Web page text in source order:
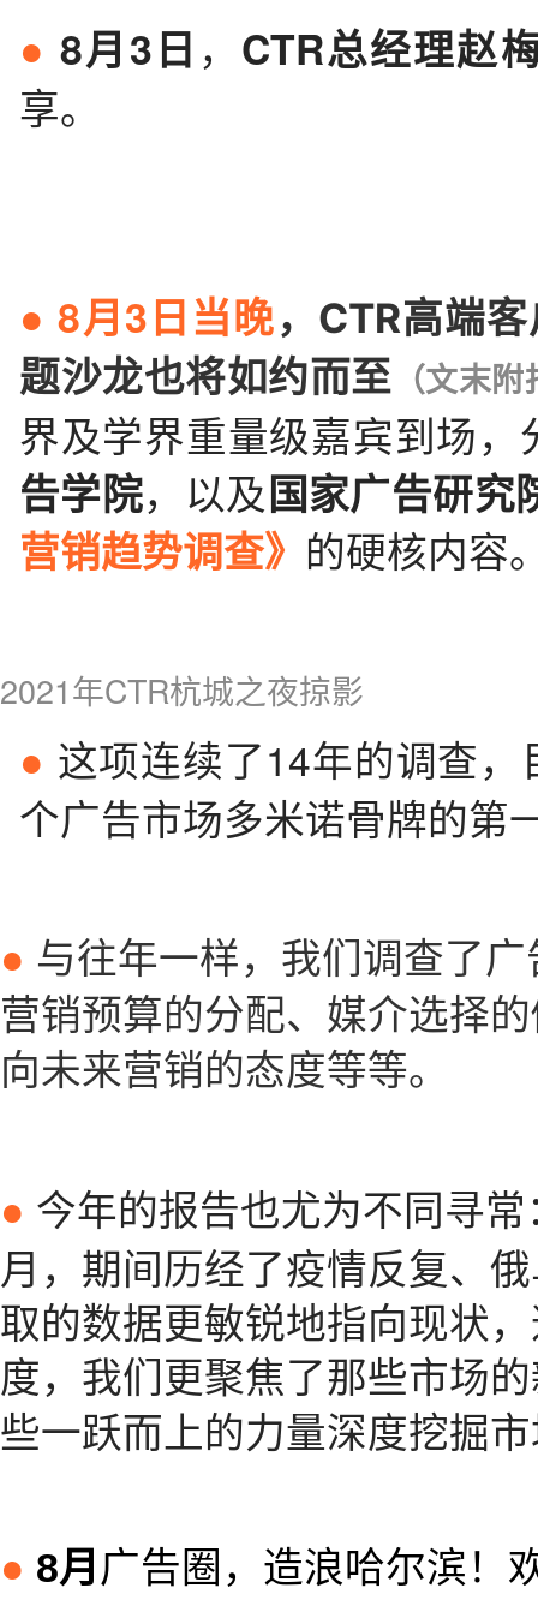
● 8月3日 ， CTR总经理赵
享。
●8月3日当晚，CTR高端
题沙龙也将如约而至 （文末
界及学界重量级嘉宾到场，
告学院，以及国家广告研究
营销趋势调查》 的硬核内容
2021年CTR杭城之夜掠影
● 这项连续了14年的调查
个广告市场多米诺骨牌的第
● 与往年一样，我们调查了
营销预算的分配、媒介选择
向未来营销的态度等等。
● 今年的报告也尤为不同寻
月，期间历经了疫情反复、
取的数据更敏锐地指向现状
度，我们更聚焦了那些市场
些一跃而上的力量深度挖掘
● 8月 广告圈，造浪哈尔滨！